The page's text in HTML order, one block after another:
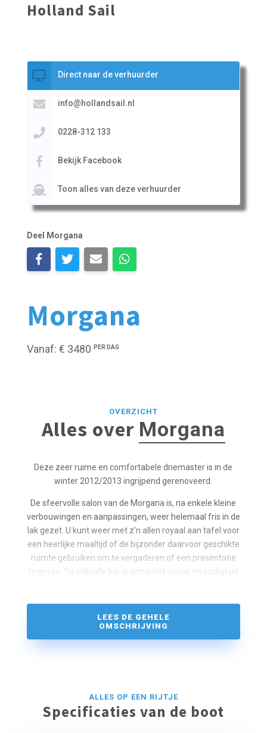
Morgana
Vanaf: € 3480 PER DAG
Holland Sail
Direct naar de verhuurder
info@hollandsail.nl
0228-312 133
Bekijk Facebook
Toon alles van deze verhuurder
Deel Morgana
OVERZICHT
Alles over Morgana
Deze zeer ruime en comfortabele driemaster is in de
winter 2012/2013 ingrijpend gerenoveerd.
De sfeervolle salon van de Morgana is, na enkele kleine
verbouwingen en aanpassingen, weer helemaal fris in de
lak gezet. U kunt weer met z’n allen royaal aan tafel voor
een heerlijke maaltijd of de bijzonder daarvoor geschikte
ruimte gebruiken om te vergaderen of een presentatie
te geven. De stijlvolle bar is compleet nieuw en nodigt uit
Alle hutten zijn vernieuwd. De bedden hebben een nieuw
matras gekregen en de ventilatie in de hutten zorgt voor
dek valt altijd genoeg te beleven. Door de hoge
verschansing (dichte reling) is het schip ook zeer
LEES DE GEHELE
OMSCHRIJVING
ALLES OP EEN RIJTJE
Specificaties van de boot